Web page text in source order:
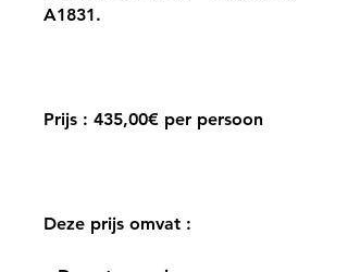
A1831.
Prijs : 435,00€ per persoon
Deze prijs omvat :